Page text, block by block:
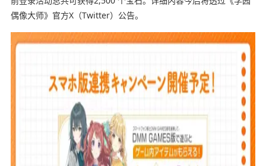
偶像大师》官方X（Twitter）公告。